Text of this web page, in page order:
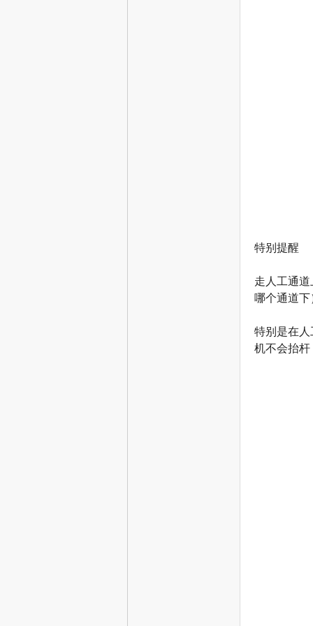
特别提醒
走人工通
哪个通道下
特别是在
机不会抬杆